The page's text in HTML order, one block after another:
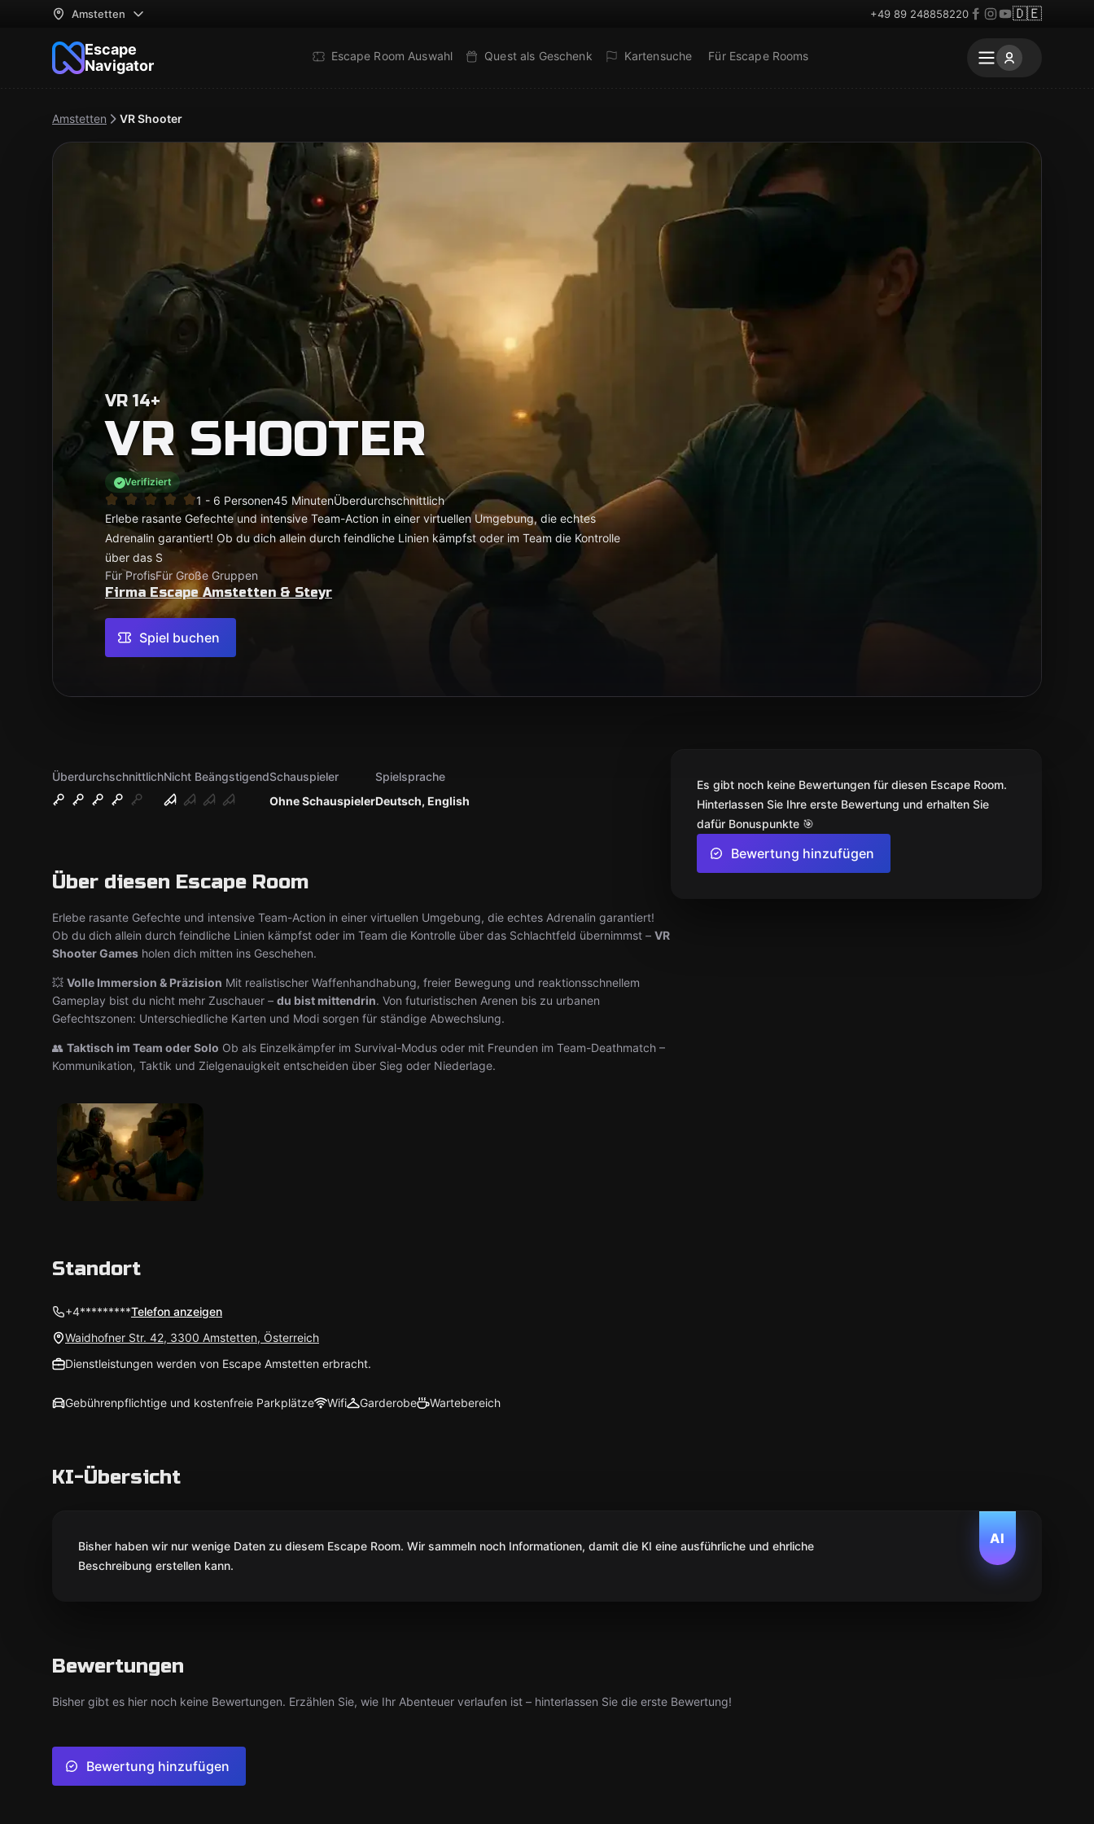
Amstetten +49 89 248858220 🇩🇪
Escape
Navigator
Escape Room Auswahl Quest als Geschenk Kartensuche Für Escape Rooms
Amstetten VR Shooter
VR 14+
VR SHOOTER
Verifiziert
1 - 6 Personen45 MinutenÜberdurchschnittlich
Erlebe rasante Gefechte und intensive Team-Action in einer virtuellen Umgebung, die echtes
Adrenalin garantiert! Ob du dich allein durch feindliche Linien kämpfst oder im Team die Kontrolle
über das S
Für ProfisFür Große Gruppen
Firma Escape Amstetten & Steyr
Spiel buchen
ÜberdurchschnittlichNicht Beängstigend
Ohne Schauspieler
Schauspieler
Deutsch, English
Spielsprache
Über diesen Escape Room
Erlebe rasante Gefechte und intensive Team-Action in einer virtuellen Umgebung, die echtes Adrenalin garantiert!
Ob du dich allein durch feindliche Linien kämpfst oder im Team die Kontrolle über das Schlachtfeld übernimmst – VR
Shooter Games holen dich mitten ins Geschehen.
💥 Volle Immersion & Präzision Mit realistischer Waffenhandhabung, freier Bewegung und reaktionsschnellem
Gameplay bist du nicht mehr Zuschauer – du bist mittendrin. Von futuristischen Arenen bis zu urbanen
Gefechtszonen: Unterschiedliche Karten und Modi sorgen für ständige Abwechslung.
👥 Taktisch im Team oder Solo Ob als Einzelkämpfer im Survival-Modus oder mit Freunden im Team-Deathmatch –
Kommunikation, Taktik und Zielgenauigkeit entscheiden über Sieg oder Niederlage.
Es gibt noch keine Bewertungen für diesen Escape Room.
Hinterlassen Sie Ihre erste Bewertung und erhalten Sie
dafür Bonuspunkte 🎯
Bewertung hinzufügen
Standort
+4*********Telefon anzeigen
Waidhofner Str. 42, 3300 Amstetten, Österreich
Dienstleistungen werden von Escape Amstetten erbracht.
Gebührenpflichtige und kostenfreie Parkplätze Wifi Garderobe Wartebereich
KI-Übersicht
AI
Bisher haben wir nur wenige Daten zu diesem Escape Room. Wir sammeln noch Informationen, damit die KI eine ausführliche und ehrliche
Beschreibung erstellen kann.
Bewertungen
Bisher gibt es hier noch keine Bewertungen. Erzählen Sie, wie Ihr Abenteuer verlaufen ist – hinterlassen Sie die erste Bewertung!
Bewertung hinzufügen